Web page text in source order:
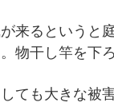
来るというと
物干し竿を下
ても大きな被